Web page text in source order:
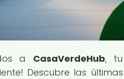
a CasaVerdeHub,
Descubre las